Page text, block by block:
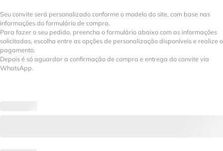
Seu convite será personalizado conforme o modelo do site, com base nas
informações do formulário de compra.
Para fazer o seu pedido, preencha o formulário abaixo com as informações
solicitadas, escolha entre as opções de personalização disponíveis e realize o
pagamento.
Depois é só aguardar a confirmação de compra e entrega do convite via
WhatsApp.